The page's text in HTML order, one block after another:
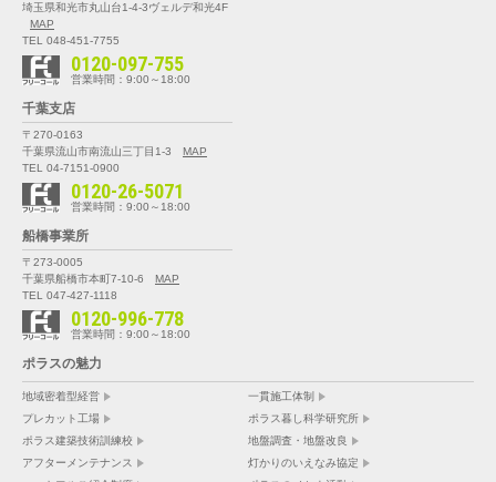
埼玉県和光市丸山台1-4-3ヴェルデ和光4F
MAP
TEL 048-451-7755
0120-097-755
営業時間：9:00～18:00
千葉支店
〒270-0163
千葉県流山市南流山三丁目1-3
MAP
TEL 04-7151-0900
0120-26-5071
営業時間：9:00～18:00
船橋事業所
〒273-0005
千葉県船橋市本町7-10-6
MAP
TEL 047-427-1118
0120-996-778
営業時間：9:00～18:00
ポラスの魅力
地域密着型経営
一貫施工体制
プレカット工場
ポラス暮し科学研究所
ポラス建築技術訓練校
地盤調査・地盤改良
アフターメンテナンス
灯かりのいえなみ協定